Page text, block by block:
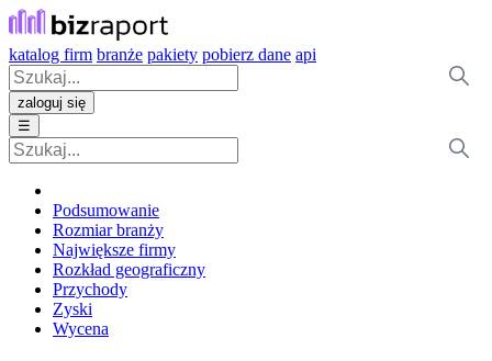
katalog firm branże pakiety pobierz dane api
zaloguj się
☰
Podsumowanie
Rozmiar branży
Największe firmy
Rozkład geograficzny
Przychody
Zyski
Wycena